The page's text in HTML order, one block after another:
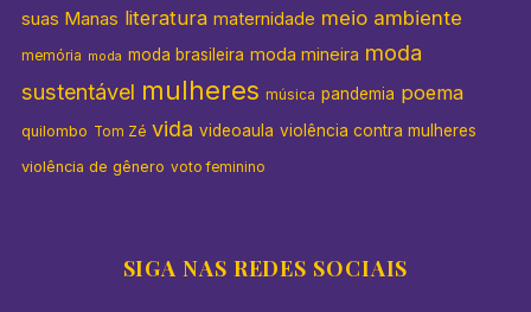
suas Manas literatura maternidade meio ambiente
memória moda moda brasileira moda mineira moda
sustentável mulheres música pandemia poema
quilombo Tom Zé vida videoaula violência contra mulheres
violência de gênero voto feminino
SIGA NAS REDES SOCIAIS